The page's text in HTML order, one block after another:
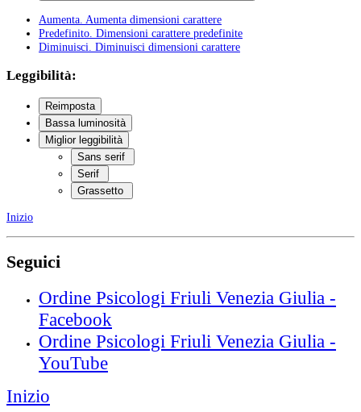
Aumenta . Aumenta dimensioni carattere
Predefinito . Dimensioni carattere predefinite
Diminuisci . Diminuisci dimensioni carattere
Leggibilità:
Reimposta
Bassa luminosità
Miglior leggibilità
Sans serif
Serif
Grassetto
Inizio
Seguici
Ordine Psicologi Friuli Venezia Giulia -
Facebook
Ordine Psicologi Friuli Venezia Giulia -
YouTube
Inizio